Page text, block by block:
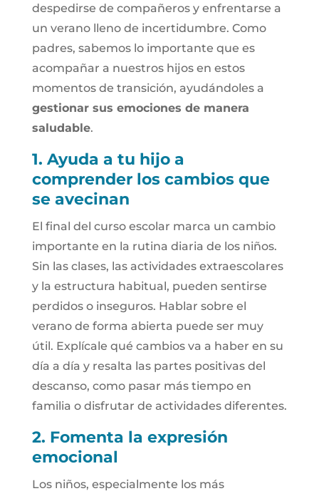
despedirse de compañeros y enfrentarse a
un verano lleno de incertidumbre. Como
padres, sabemos lo importante que es
acompañar a nuestros hijos en estos
momentos de transición, ayudándoles a
gestionar sus emociones de manera
saludable.
1. Ayuda a tu hijo a
comprender los cambios que
se avecinan
El final del curso escolar marca un cambio
importante en la rutina diaria de los niños.
Sin las clases, las actividades extraescolares
y la estructura habitual, pueden sentirse
perdidos o inseguros. Hablar sobre el
verano de forma abierta puede ser muy
útil. Explícale qué cambios va a haber en su
día a día y resalta las partes positivas del
descanso, como pasar más tiempo en
familia o disfrutar de actividades diferentes.
2. Fomenta la expresión
emocional
Los niños, especialmente los más